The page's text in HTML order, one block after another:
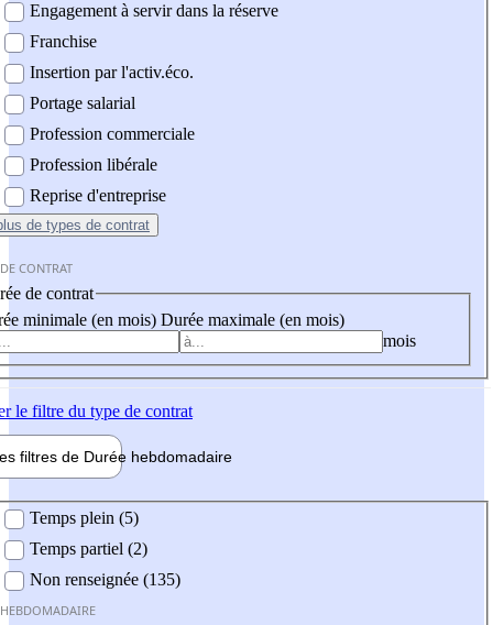
Engagement à servir dans la réserve
Franchise
Insertion par l'activ.éco.
Portage salarial
Profession commerciale
Profession libérale
Reprise d'entreprise
de types de contrat
CONTRAT
de contrat
minimale (en mois) Durée maximale (en mois)
mois
le filtre du type de contrat
filtres de Durée hebdomadaire
Temps plein (5)
Temps partiel (2)
Non renseignée (135)